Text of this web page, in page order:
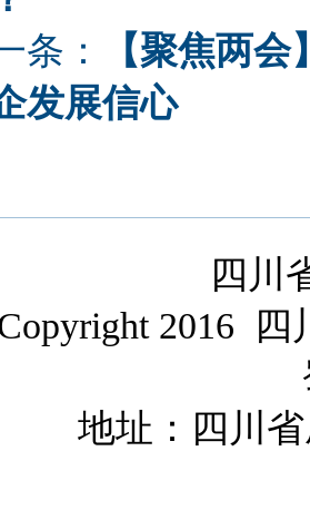
条：
【聚焦两
发展信心
四川
2016 四
地址：四川省